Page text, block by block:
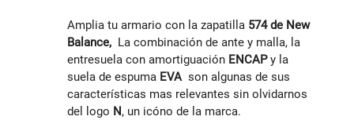
Amplia tu armario con la zapatilla 574 de New
Balance, La combinación de ante y malla, la
entresuela con amortiguación ENCAPy la
suela de espuma EVA son algunas de sus
características mas relevantes sin olvidarnos
del logo N , un icóno de la marca.